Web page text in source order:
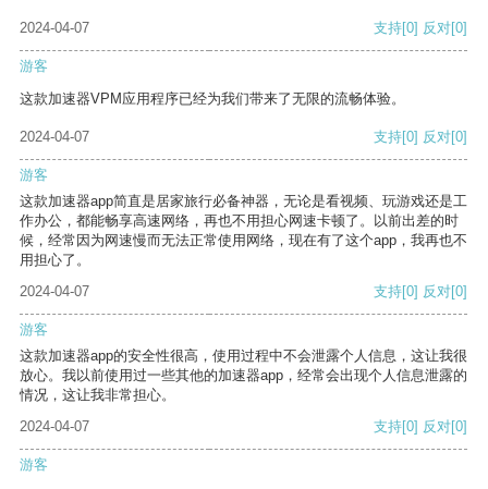
2024-04-07 支持[0] 反对[0]
游客
这款加速器VPM应用程序已经为我们带来了无限的流畅体验。
2024-04-07 支持[0] 反对[0]
游客
这款加速器app简直是居家旅行必备神器，无论是看视频、玩游戏还是工
作办公，都能畅享高速网络，再也不用担心网速卡顿了。以前出差的时
候，经常因为网速慢而无法正常使用网络，现在有了这个app，我再也不
用担心了。
2024-04-07
支持[0] 反对[0]
游客
这款加速器app的安全性很高，使用过程中不会泄露个人信息，这让我很
放心。我以前使用过一些其他的加速器app，经常会出现个人信息泄露的
情况，这让我非常担心。
2024-04-07
支持[0] 反对[0]
游客